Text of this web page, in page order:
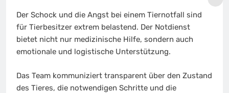
Der Schock und die Angst bei einem Tiernotfall sind
für Tierbesitzer extrem belastend. Der Notdienst
bietet nicht nur medizinische Hilfe, sondern auch
emotionale und logistische Unterstützung.
Das Team kommuniziert transparent über den Zustand
des Tieres, die notwendigen Schritte und die